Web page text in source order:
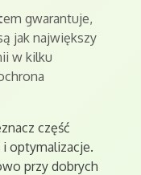
em gwarantuje,
jak największy
w kilku
część
optymalizacje.
przy dobrych